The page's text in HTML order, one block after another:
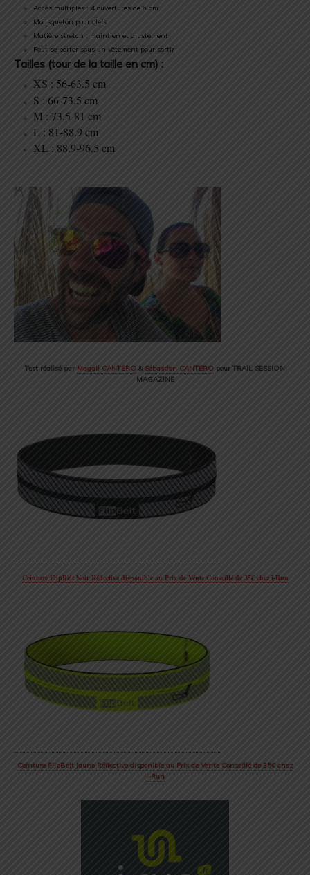
Accès multiples : 4 ouvertures de 6 cm
Mousqueton pour clefs
Matière stretch : maintien et ajustement
Peut se porter sous un vêtement pour sortir
Tailles (tour de la taille en cm) :
XS : 56-63.5 cm
S : 66-73.5 cm
M : 73.5-81 cm
L : 81-88.9 cm
XL : 88.9-96.5 cm
Test réalisé par Magali CANTERO & Sébastien CANTERO pour TRAIL SESSION
MAGAZINE
Ceinture FlipBelt Noir Réflective disponible au Prix de Vente Conseillé de 35€ chez i-Run
Ceinture FlipBelt Jaune Réflective disponible au Prix de Vente Conseillé de 35€ chez
i-Run